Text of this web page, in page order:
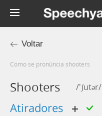
Voltar
Como se pronúncia shooters
Shooters /'ʃutər/
atiradores